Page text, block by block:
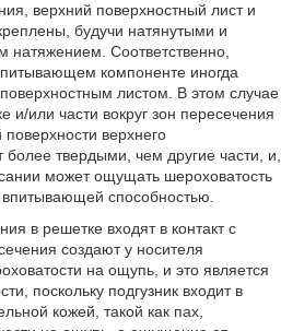
верхний поверхностный лист и
будучи натянутыми и
Соответственно,
компоненте иногда
листом. В этом случае
и/или части вокруг зон пересечения
верхнего
более твердыми, чем другие части, и,
может ощущать шероховатость
способностью.
в решетке входят в контакт с
создают у носителя
на ощупь, и это является
поскольку подгузник входит в
кожей, такой как пах,